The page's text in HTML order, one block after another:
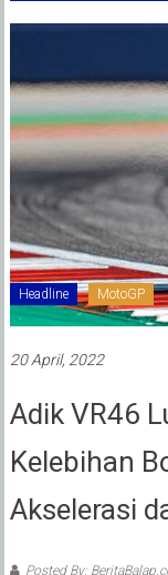
Headline MotoGP
20 April, 2022
Adik VR46
Kelebihan
Akselerasi
Posted By: